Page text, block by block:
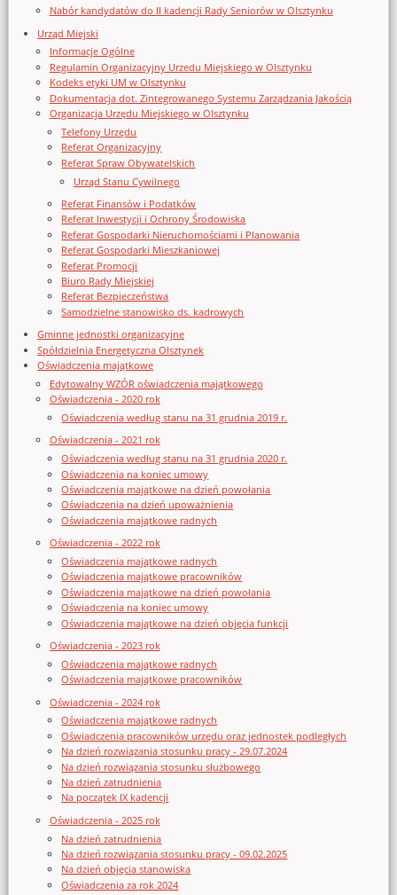
Nabór kandydatów do II kadencji Rady Seniorów w Olsztynku
Urząd Miejski
Informacje Ogólne
Regulamin Organizacyjny Urzedu Miejskiego w Olsztynku
Kodeks etyki UM w Olsztynku
Dokumentacja dot. Zintegrowanego Systemu Zarządzania Jakością
Organizacja Urzędu Miejskiego w Olsztynku
Telefony Urzędu
Referat Organizacyjny
Referat Spraw Obywatelskich
Urząd Stanu Cywilnego
Referat Finansów i Podatków
Referat Inwestycji i Ochrony Środowiska
Referat Gospodarki Nieruchomościami i Planowania
Referat Gospodarki Mieszkaniowej
Referat Promocji
Biuro Rady Miejskiej
Referat Bezpieczeństwa
Samodzielne stanowisko ds. kadrowych
Gminne jednostki organizacyjne
Spółdzielnia Energetyczna Olsztynek
Oświadczenia majątkowe
Edytowalny WZÓR oświadczenia majątkowego
Oświadczenia - 2020 rok
Oświadczenia według stanu na 31 grudnia 2019 r.
Oświadczenia - 2021 rok
Oświadczenia według stanu na 31 grudnia 2020 r.
Oświadczenia na koniec umowy
Oświadczenia majątkowe na dzień powołania
Oświadczenia na dzień upoważnienia
Oświadczenia majątkowe radnych
Oświadczenia - 2022 rok
Oświadczenia majątkowe radnych
Oświadczenia majątkowe pracowników
Oświadczenia majątkowe na dzień powołania
Oświadczenia na koniec umowy
Oświadczenia majątkowe na dzień objęcia funkcji
Oświadczenia - 2023 rok
Oświadczenia majątkowe radnych
Oświadczenia majątkowe pracowników
Oświadczenia - 2024 rok
Oświadczenia majątkowe radnych
Oświadczenia pracowników urzędu oraz jednostek podległych
Na dzień rozwiązania stosunku pracy - 29.07.2024
Na dzień rozwiązania stosunku służbowego
Na dzień zatrudnienia
Na początek IX kadencji
Oświadczenia - 2025 rok
Na dzień zatrudnienia
Na dzień rozwiązania stosunku pracy - 09.02.2025
Na dzień objęcia stanowiska
Oświadczenia za rok 2024